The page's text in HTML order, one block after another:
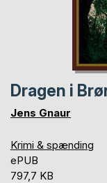
Dragen i
Jens Gnaur
Krimi & spænding
ePUB
797,7 KB